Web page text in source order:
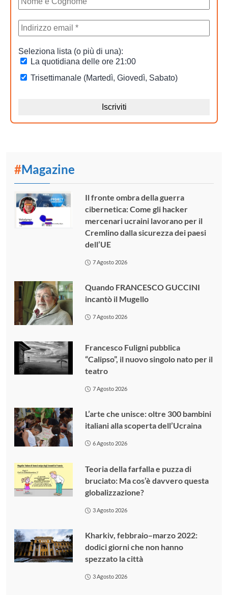
#Magazine
Il fronte ombra della guerra
cibernetica: Come gli hacker
mercenari ucraini lavorano per il
Cremlino dalla sicurezza dei paesi
dell’UE
7 Agosto 2026
Quando FRANCESCO GUCCINI
incantò il Mugello
7 Agosto 2026
Francesco Fuligni pubblica
“Calipso”, il nuovo singolo nato per il
teatro
7 Agosto 2026
L’arte che unisce: oltre 300 bambini
italiani alla scoperta dell’Ucraina
6 Agosto 2026
Teoria della farfalla e puzza di
bruciato: Ma cos’è davvero questa
globalizzazione?
3 Agosto 2026
Kharkiv, febbraio–marzo 2022:
dodici giorni che non hanno
spezzato la città
3 Agosto 2026